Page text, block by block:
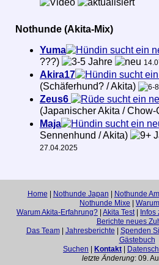
Nothunde (Akita-Mix)
Yuma
sucht ein
???)
Akira17
sucht
(Schäferhund? / Akita)
Zeus6
sucht ein
(Japanischer Akita / Chow-
Maja
sucht ein
Sennenhund / Akita)
27.04.2025
Home | Nothunde Japan | Nothunde
Nothunde Mixe |
Warum Akita-Erfahrung? | Akita Test | Infos
Berichte neues
Das Team| Jahresberichte | Spenden
Gästebuch
Suchen | Kontakt |
letzte Änderung: 09.